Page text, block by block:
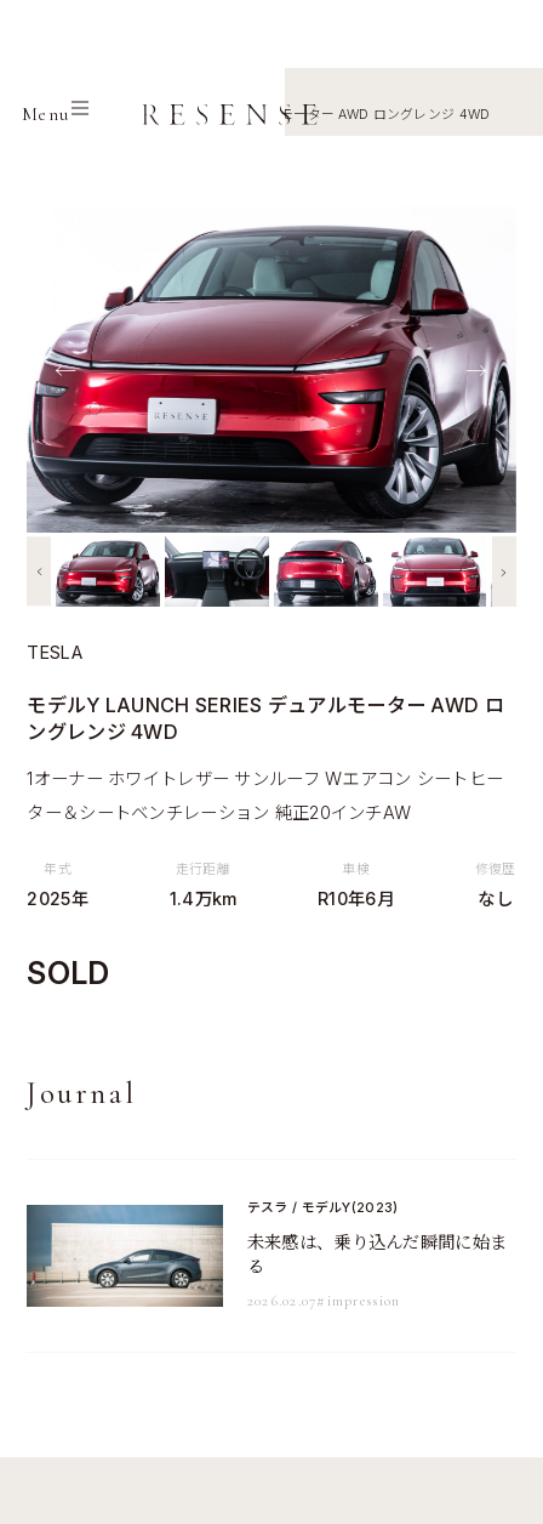
MenuモデルY LAUNCH SERIES デュアルモーター AWD ロングレンジ 4WD
← →
TESLA
モデルY LAUNCH SERIES デュアルモーター AWD ロ
ングレンジ 4WD
1オーナー ホワイトレザー サンルーフ Wエアコン シートヒー
ター＆シートベンチレーション 純正20インチAW
年式
2025年
走行距離
1.4万km
車検
R10年6月
修復歴
なし
SOLD
Journal
テスラ / モデルY(2023)
未来感は、乗り込んだ瞬間に始ま
る
2026.02.07#impression